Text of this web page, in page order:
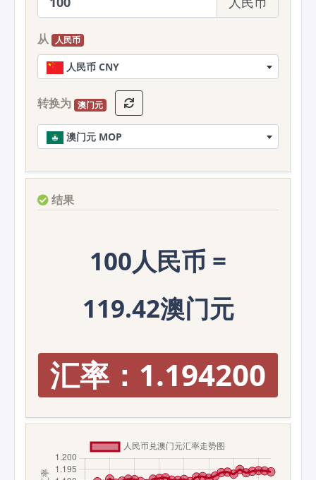
从 人民币
人民币 CNY
转换为 澳门元
澳门元 MOP
结果
100人民币 =
119.42澳门元
汇率：1.194200